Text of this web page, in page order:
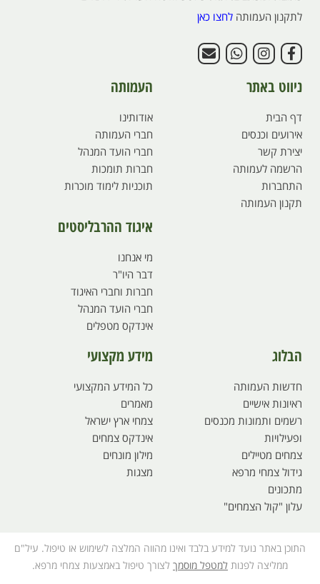
לתקנון העמותה לחצו כאן
ניווט באתר
דף הבית
אירועים וכנסים
יצירת קשר
הרשמה לעמותה
התחברות
תקנון העמותה
העמותה
אודותינו
חברי העמותה
חברי הועד המנהל
חברות תומכות
תוכניות לימוד מוכרות
איגוד ההרבליסטים
מי אנחנו
דבר היו"ר
חברות וחברי האיגוד
חברי הועד המנהל
אינדקס מטפלים
הבלוג
חדשות העמותה
ראיונות אישיים
רשמים ותמונות מכנסים
ופעילויות
צמחים מטיילים
גידול צמחי מרפא
מתכונים
עלון "קול הצמחים"
מידע מקצועי
כל המידע המקצועי
מאמרים
צמחי ארץ ישראל
אינדקס צמחים
מילון מונחים
מצגות
התוכן באתר נועד למידע בלבד ואינו מהווה המלצה לשימוש או טיפול. עיל"ם
ממליצה לפנות למטפל מוסמך לצורך טיפול באמצעות צמחי מרפא.